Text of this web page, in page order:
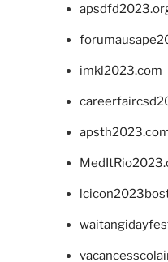
imkl2023.com